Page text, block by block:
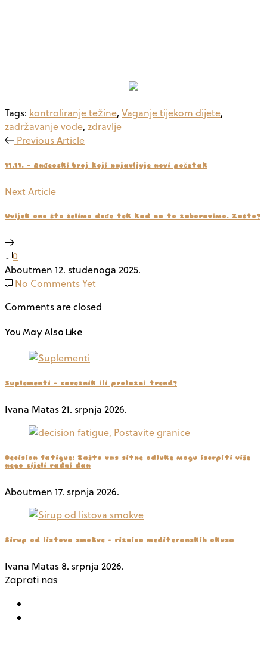
Tags: kontroliranje težine, Vaganje tijekom dijete,
zadržavanje vode, zdravlje
Previous Article
11.11. - Anđeoski broj koji najavljuje novi početak
Next Article
Uvijek ono što želimo dođe tek kad na to zaboravimo. Zašto?
0
Aboutmen 12. studenoga 2025.
No Comments Yet
Comments are closed
You May Also Like
Suplementi – saveznik ili prolazni trend?
Ivana Matas21. srpnja 2026.
Decision fatigue: Zašto vas sitne odluke mogu iscrpiti više
nego cijeli radni dan
Aboutmen 17. srpnja 2026.
Sirup od listova smokve – riznica mediteranskih okusa
Ivana Matas 8. srpnja 2026.
Zaprati nas